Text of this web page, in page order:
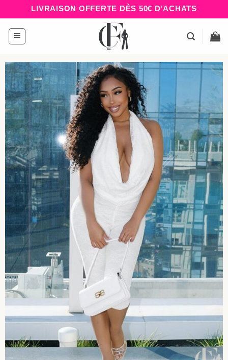
au
contenu
LIVRAISON OFFERTE DÈS 50€ D'ACHATS